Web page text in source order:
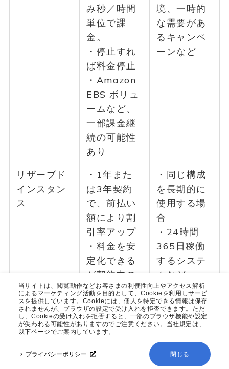
当サイトは、閲覧動作などお客さまの利便性向上やアクセス解析
によるマーケティング活動を目的として、Cookieを利用しサービ
スを提供しています。Cookieには、個人を特定できる情報は保存
されませんが、ブラウザの設定で受け入れを拒否できます。ただ
し、Cookieの受け入れを拒否すると、一部のブラウザ機能や設定
が失われる可能性がありますのでご注意ください。当社規定は、
以下ページでご案内しています。
プライバシーポリシー 閉じる
み秒／時間
単位で課
金。
・停止すれ
ば料金停止
・Amazon
EBS ボリュ
ームなど、
一部課金継
続の可能性
あり
境、一時的
な需要があ
るキャンペ
ーンなど
リザーブド
インスタン
ス
・1年また
は3年契約
で、前払い
額により割
引率アップ
・料金を安
定化できる
が契約中の
変更・解約
が困難
・同じ構成
を長期的に
使用する場
合
・24時間
365日稼働
するシステ
ムなど
スポット イ
・空きリソ
割引で提供
バッチ処
理、検証環
境など、停